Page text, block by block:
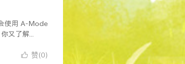
使用 A-Mode
又了解...
 赞(0)